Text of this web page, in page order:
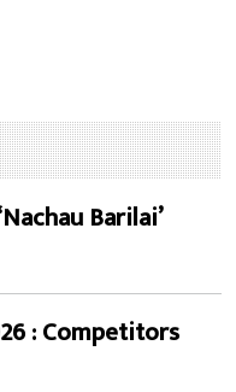
Barilai’
: Competitors